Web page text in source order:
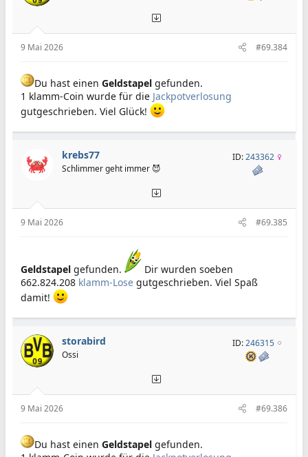
9 Mai 2026 #69.384
Du hast einen Geldstapel gefunden.
1 klamm-Coin wurde für die Jackpotverlosung
gutgeschrieben. Viel Glück!
krebs77
Schlimmer geht immer 😈
ID:243362
9 Mai 2026 #69.385
Geldstapel gefunden.
Dir wurden soeben
662.824.208 klamm-Lose gutgeschrieben. Viel Spaß
damit!
storabird
Ossi
ID:246315
9 Mai 2026 #69.386
Du hast einen Geldstapel gefunden.